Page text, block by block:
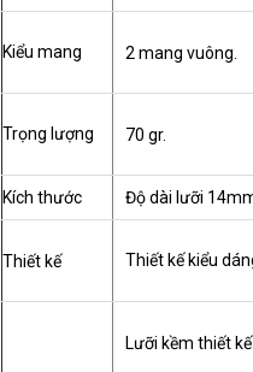
Kiểu mang 2 mang vuông.
Trọng lượng 70 gr.
Kích thước Độ dài lưỡi
Thiết kế Thiết kế kiểu
Lưỡi kềm thiết